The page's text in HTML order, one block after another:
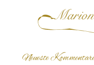
Neueste